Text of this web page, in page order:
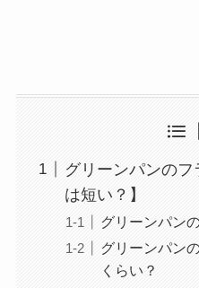
グリーンパンの
は短い？】
グリーンパン
グリーンパン
くらい？